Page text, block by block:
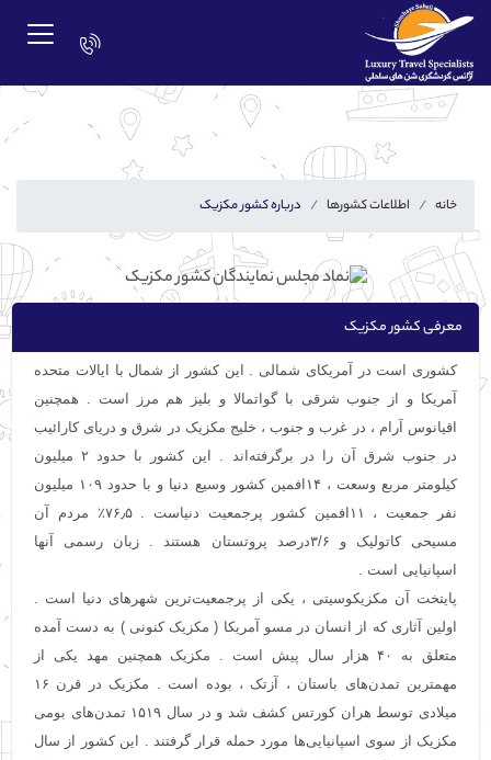
خانه اطلاعات کشورها درباره کشور مکزیک
معرفی کشور مکزیک
کشوری است در آمریکای شمالی . این کشور از شمال با ایالات متحده
آمریکا و از جنوب شرقی با گواتمالا و بلیز هم ‌مرز است . همچنین
اقیانوس آرام ، در غرب و جنوب ، خلیج مکزیک در شرق و دریای کارائیب
در جنوب شرق آن را در برگرفته‌اند . این کشور با حدود ۲ میلیون
کیلومتر مربع وسعت ، ۱۴افمین کشور وسیع دنیا و با حدود ۱۰۹ میلیون
نفر جمعیت ، ۱۱افمین کشور پرجمعیت دنیاست . ۷۶٫۵٪ مردم آن
مسیحی کاتولیک و ۳/۶درصد پروتستان هستند . زبان رسمی آنها
اسپانیایی است .
پایتخت آن مکزیکوسیتی ، یکی از پرجمعیت‌ترین شهرهای دنیا است .
اولین آثاری که از انسان در مسو آمریکا ( مکزیک کنونی ) به دست آمده
متعلق به ۴۰ هزار سال پیش است . مکزیک همچنین مهد یکی از
مهمترین تمدن‌های باستان ، آزتک ، بوده ‌است . مکزیک در قرن ۱۶
میلادی توسط هران کورتس کشف شد و در سال ۱۵۱۹ تمدن‌های بومی
مکزیک از سوی اسپانیایی‌ها مورد حمله قرار گرفتند . این کشور از سال